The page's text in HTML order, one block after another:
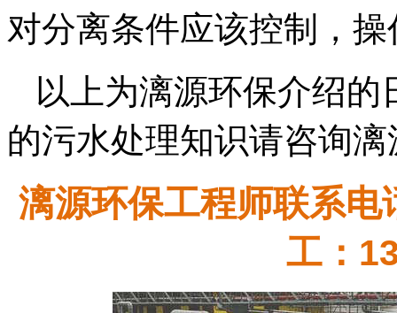
对分离条件应该控制，
以上为漓源环保介绍
的污水处理知识请咨询
漓源环保工程师联系
工：